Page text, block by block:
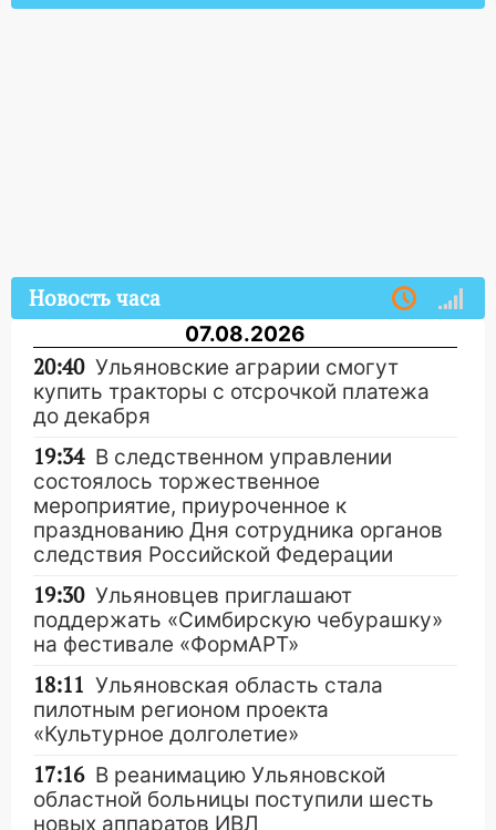
Новость часа
07.08.2026
20:40 Ульяновские аграрии смогут
купить тракторы с отсрочкой платежа
до декабря
19:34 В следственном управлении
состоялось торжественное
мероприятие, приуроченное к
празднованию Дня сотрудника органов
следствия Российской Федерации
19:30 Ульяновцев приглашают
поддержать «Симбирскую чебурашку»
на фестивале «ФормАРТ»
18:11 Ульяновская область стала
пилотным регионом проекта
«Культурное долголетие»
17:16 В реанимацию Ульяновской
областной больницы поступили шесть
новых аппаратов ИВЛ